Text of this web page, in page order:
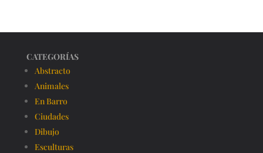
CATEGORÍAS
Abstracto
Animales
En Barro
Ciudades
Dibujo
Esculturas